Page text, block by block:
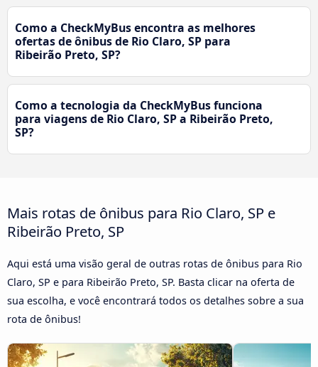
Como a CheckMyBus encontra as melhores
ofertas de ônibus de Rio Claro, SP para
Ribeirão Preto, SP?
Como a tecnologia da CheckMyBus funciona
para viagens de Rio Claro, SP a Ribeirão Preto,
SP?
Mais rotas de ônibus para Rio Claro, SP e
Ribeirão Preto, SP
Aqui está uma visão geral de outras rotas de ônibus para Rio
Claro, SP e para Ribeirão Preto, SP. Basta clicar na oferta de
sua escolha, e você encontrará todos os detalhes sobre a sua
rota de ônibus!